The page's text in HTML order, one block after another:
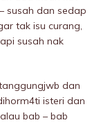
susah dan sedap
tak isu curang,
susah nak
dan
isteri dan
bab – bab